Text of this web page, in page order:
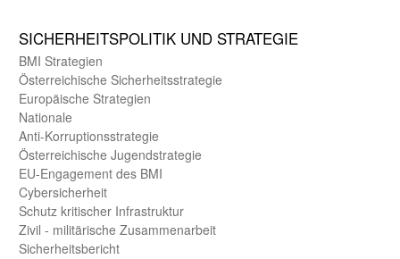
SICHER­HEITS­POLITIK UND STRATEGIE
BMI Strategien
Öster­reichische Sicherheits­strategie
Europäische Strategien
Nationale
Anti-Korruptions­strategie
Öster­reichische Jugend­strategie
EU-Engagement des BMI
Cybersicherheit
Schutz kritischer Infra­struktur
Zivil - militärische Zusammen­arbeit
Sicherheits­bericht